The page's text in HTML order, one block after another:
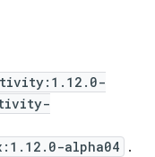
alpha04 .